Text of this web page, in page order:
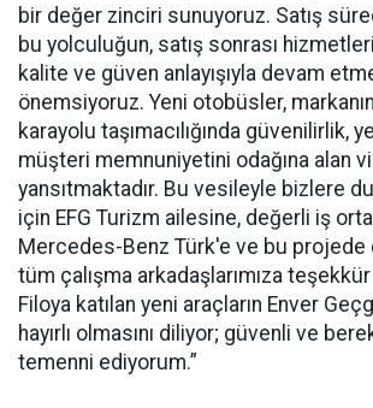
bir değer zinciri sunuyoruz. Satış
bu yolculuğun, satış sonrası
kalite ve güven anlayışıyla devam
önemsiyoruz. Yeni otobüsler,
karayolu taşımacılığında güvenilirlik,
müşteri memnuniyetini odağına alan
yansıtmaktadır. Bu vesileyle bizlere
için EFG Turizm ailesine, değerli iş
Mercedes-Benz Türk'e ve bu projede
tüm çalışma arkadaşlarımıza
Filoya katılan yeni araçların Enver
hayırlı olmasını diliyor; güvenli ve
temenni ediyorum.”